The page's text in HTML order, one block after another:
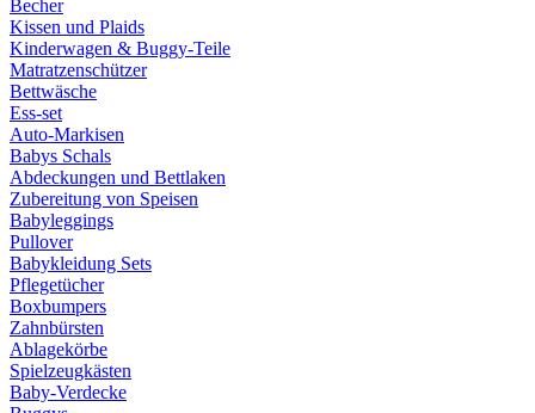
Becher
Kissen und Plaids
Kinderwagen & Buggy-Teile
Matratzenschützer
Bettwäsche
Ess-set
Auto-Markisen
Babys Schals
Abdeckungen und Bettlaken
Zubereitung von Speisen
Babyleggings
Pullover
Babykleidung Sets
Pflegetücher
Boxbumpers
Zahnbürsten
Ablagekörbe
Spielzeugkästen
Baby-Verdecke